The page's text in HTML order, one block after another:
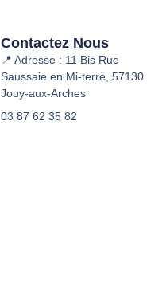
Contactez Nous
📍 Adresse : 11 Bis Rue
Saussaie en Mi-terre, 57130
Jouy-aux-Arches
03 87 62 35 82